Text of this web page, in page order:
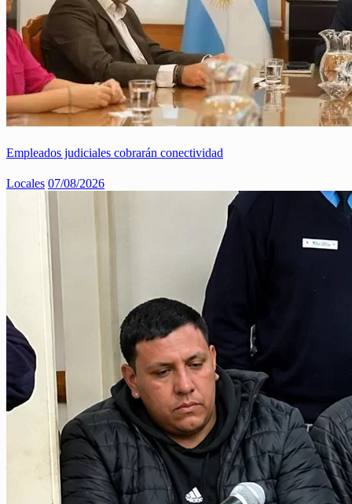
Empleados judiciales cobrarán conectividad
Locales 07/08/2026